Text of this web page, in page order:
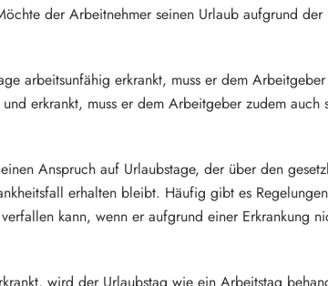
der Arbeitnehmer seinen Urlaub aufgrund der
arbeitsunfähig erkrankt, muss er dem
erkrankt, muss er dem Arbeitgeber zudem auch
Anspruch auf Urlaubstage, der über den
erhalten bleibt. Häufig gibt es
kann, wenn er aufgrund einer Erkrankung